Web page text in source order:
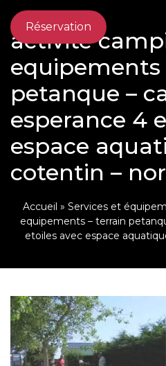
Réservation
activite
equipements
petanque –
esperance 4
espace
cotentin –
Accueil » Services et
equipements – terrain
etoiles avec espace